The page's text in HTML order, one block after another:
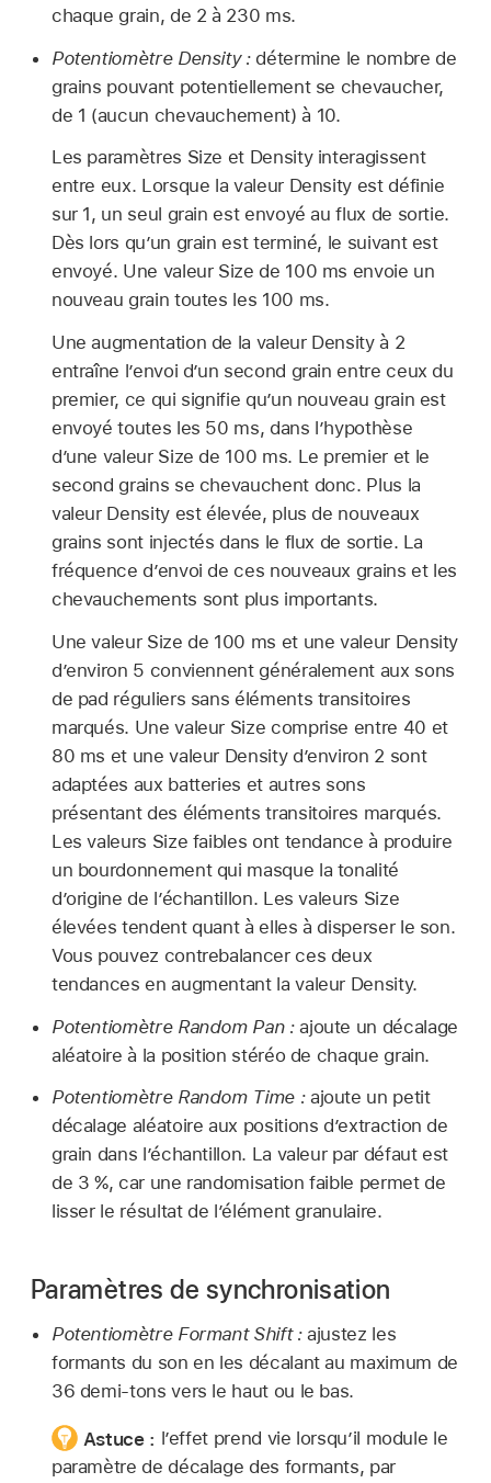
chaque grain, de 2 à 230 ms.
Potentiomètre Density :détermine le nombre de
grains pouvant potentiellement se chevaucher,
de 1 (aucun chevauchement) à 10.
Les paramètres Size et Density interagissent
entre eux. Lorsque la valeur Density est définie
sur 1, un seul grain est envoyé au flux de sortie.
Dès lors qu’un grain est terminé, le suivant est
envoyé. Une valeur Size de 100 ms envoie un
nouveau grain toutes les 100 ms.
Une augmentation de la valeur Density à 2
entraîne l’envoi d’un second grain entre ceux du
premier, ce qui signifie qu’un nouveau grain est
envoyé toutes les 50 ms, dans l’hypothèse
d’une valeur Size de 100 ms. Le premier et le
second grains se chevauchent donc. Plus la
valeur Density est élevée, plus de nouveaux
grains sont injectés dans le flux de sortie. La
fréquence d’envoi de ces nouveaux grains et les
chevauchements sont plus importants.
Une valeur Size de 100 ms et une valeur Density
d’environ 5 conviennent généralement aux sons
de pad réguliers sans éléments transitoires
marqués. Une valeur Size comprise entre 40 et
80 ms et une valeur Density d’environ 2 sont
adaptées aux batteries et autres sons
présentant des éléments transitoires marqués.
Les valeurs Size faibles ont tendance à produire
un bourdonnement qui masque la tonalité
d’origine de l’échantillon. Les valeurs Size
élevées tendent quant à elles à disperser le son.
Vous pouvez contrebalancer ces deux
tendances en augmentant la valeur Density.
Potentiomètre Random Pan :ajoute un décalage
aléatoire à la position stéréo de chaque grain.
Potentiomètre Random Time :ajoute un petit
décalage aléatoire aux positions d’extraction de
grain dans l’échantillon. La valeur par défaut est
de 3 %, car une randomisation faible permet de
lisser le résultat de l’élément granulaire.
Paramètres de synchronisation
Potentiomètre Formant Shift :ajustez les
formants du son en les décalant au maximum de
36 demi-tons vers le haut ou le bas.
Astuce : l’effet prend vie lorsqu’il module le
paramètre de décalage des formants, par